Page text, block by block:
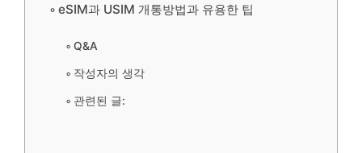
eSIM과 USIM 개통방법과 유용한 팁
Q&A
작성자의 생각
관련된 글: